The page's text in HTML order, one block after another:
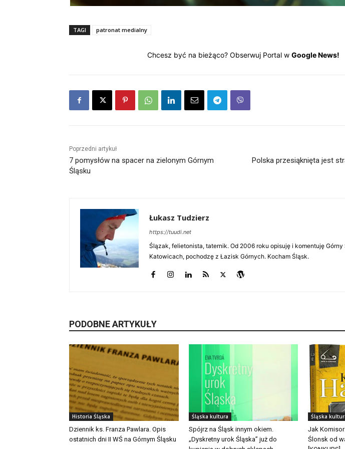
TAGI patronat medialny
Chcesz być na bieżąco? Obserwuj Portal w Google News!
Poprzedni artykuł
7 pomysłów na spacer na zielonym Górnym
Śląsku
Polska przesiąknięta jest
Łukasz Tudzierz
https://tuudi.net
Ślązak, felietonista, taternik. Od 2006 roku opisuję i komentuję
Katowicach, pochodzę z Łazisk Górnych. Kocham Śląsk.
PODOBNE ARTYKUŁY
Historia Śląska
Dziennik ks. Franza Pawlara. Opis
ostatnich dni II WŚ na Górnym Śląsku
Śląska kultura
Spójrz na Śląsk innym okiem.
„Dyskretny urok Śląska” już do
Śląska
Jak
Ślonsk od